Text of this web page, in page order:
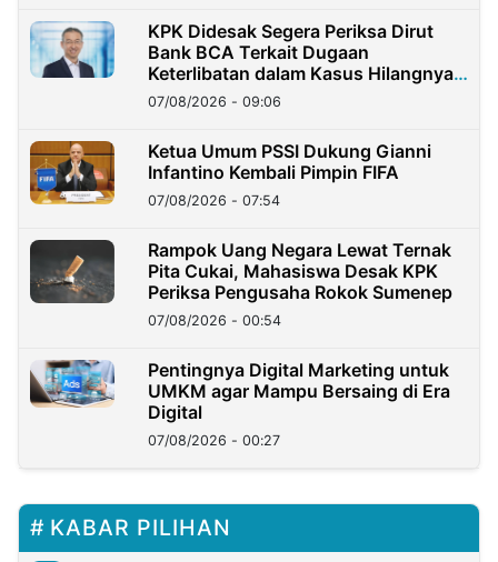
KPK Didesak Segera Periksa Dirut
Bank BCA Terkait Dugaan
Keterlibatan dalam Kasus Hilangnya
Dana Nasabah Rp2,58 Miliar
07/08/2026 - 09:06
Ketua Umum PSSI Dukung Gianni
Infantino Kembali Pimpin FIFA
07/08/2026 - 07:54
Rampok Uang Negara Lewat Ternak
Pita Cukai, Mahasiswa Desak KPK
Periksa Pengusaha Rokok Sumenep
07/08/2026 - 00:54
Pentingnya Digital Marketing untuk
UMKM agar Mampu Bersaing di Era
Digital
07/08/2026 - 00:27
KABAR PILIHAN